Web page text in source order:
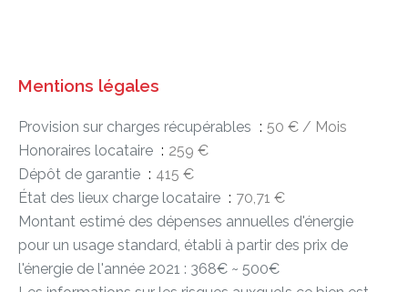
Mentions légales
Provision sur charges récupérables
50 € / Mois
Honoraires locataire
259 €
Dépôt de garantie
415 €
État des lieux charge locataire
70,71 €
Montant estimé des dépenses annuelles d'énergie
pour un usage standard, établi à partir des prix de
l'énergie de l'année 2021 : 368€ ~ 500€